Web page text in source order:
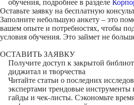
обучения, подробнее в разделе
Оставьте заявку на бесплатную
Заполните небольшую анкету – это
вашем опыте и потребностях, чтобы
условия обучения. Это займет не
ОСТАВИТЬ ЗАЯВКУ
Получите доступ к закрытой
диджитал и творчества
Читайте статьи о последних
экспертами трендовые инструменты
гайды и чек-листы. Сэкономьте